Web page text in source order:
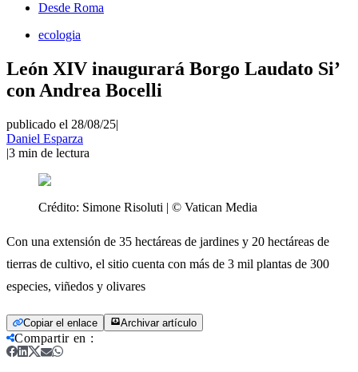
Desde Roma
ecologia
León XIV inaugurará Borgo Laudato Si’
con Andrea Bocelli
publicado el 28/08/25|
Daniel Esparza
|3 min de lectura
Crédito: Simone Risoluti | © Vatican Media
Con una extensión de 35 hectáreas de jardines y 20 hectáreas de
tierras de cultivo, el sitio cuenta con más de 3 mil plantas de 300
especies, viñedos y olivares
Copiar el enlace Archivar artículo
Compartir en :